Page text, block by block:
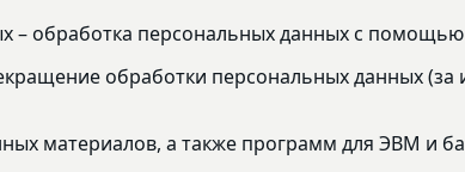
– обработка персональных данных с
обработки персональных данных
материалов, а также программ для ЭВМ и